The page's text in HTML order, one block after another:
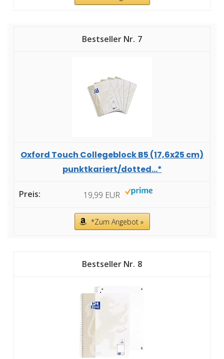
7
Oxford Touch Collegeblock B5 (17,6x25 cm)
punktkariert/dotted...*
19,99 EUR
*Zum Angebot »
8